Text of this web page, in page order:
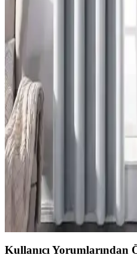
Perde ve Stor Seçimi
Modern dağ evlerinde tavan
Storlar, mekân yüksekliğini
sunar. Perdelerle kombinasyon,
Mutfak Pencereleri İçin
Perde Seçenekleri ve
Mutfak pencerelerinin tasarımına
ve kullanım kolaylığı sağlar.
sistemler, estetik ve fonksiyonel
Perdelerde Grommet
Fonksiyonel
Grommetli perdeler, seri üretim ve
nedeniyle 'ucuz' algısı taşır.
dekorasyonlarda uyum sağlama
Kullanıcı Yorumlarından